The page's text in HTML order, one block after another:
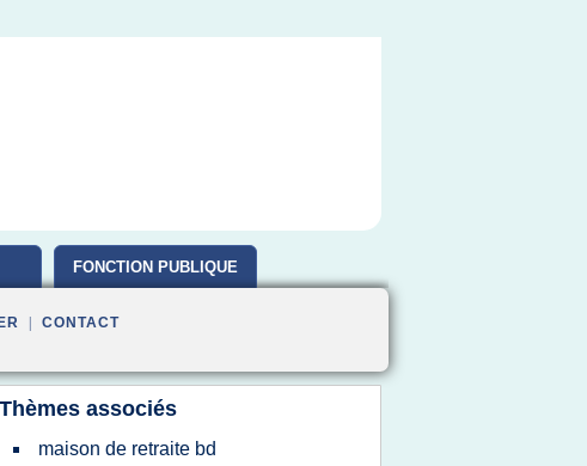
FONCTION PUBLIQUE
CONTACT
Thèmes associés
maison de retraite bd